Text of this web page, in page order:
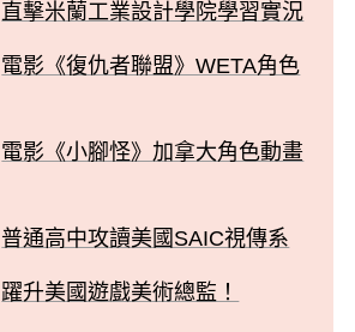
直擊米蘭工業設計學院學習實況
電影《復仇者聯盟》WETA角色
電影《小腳怪》加拿大角色動畫
普通高中攻讀美國SAIC視傳系
躍升美國遊戲美術總監！